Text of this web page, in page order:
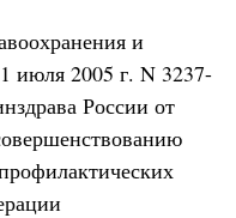
и
июля 2005 г. N 3237-
России от